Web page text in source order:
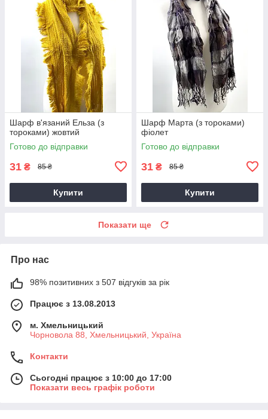
Шарф в'язаний Ельза (з
тороками) жовтий
Готово до відправки
31 ₴ 85 ₴
Купити
Шарф Марта (з тороками)
фіолет
Готово до відправки
31 ₴ 85 ₴
Купити
Показати ще
Про нас
98% позитивних з 507 відгуків за рік
Працює з 13.08.2013
м. Хмельницький
Чорновола 88, Хмельницький, Україна
Контакти
Сьогодні працює з 10:00 до 17:00
Показати весь графік роботи